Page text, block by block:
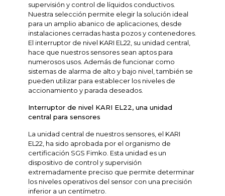
supervisión y control de líquidos conductivos.
Nuestra selección permite elegir la solución ideal
para un amplio abanico de aplicaciones, desde
instalaciones cerradas hasta pozos y contenedores.
El interruptor de nivel KARI EL22, su unidad central,
hace que nuestros sensores sean aptos para
numerosos usos. Además de funcionar como
sistemas de alarma de alto y bajo nivel, también se
pueden utilizar para establecer los niveles de
accionamiento y parada deseados.
Interruptor de nivel KARI EL22, una unidad
central para sensores
La unidad central de nuestros sensores, el KARI
EL22, ha sido aprobada por el organismo de
certificación SGS Fimko. Esta unidad es un
dispositivo de control y supervisión
extremadamente preciso que permite determinar
los niveles operativos del sensor con una precisión
inferior a un centímetro.